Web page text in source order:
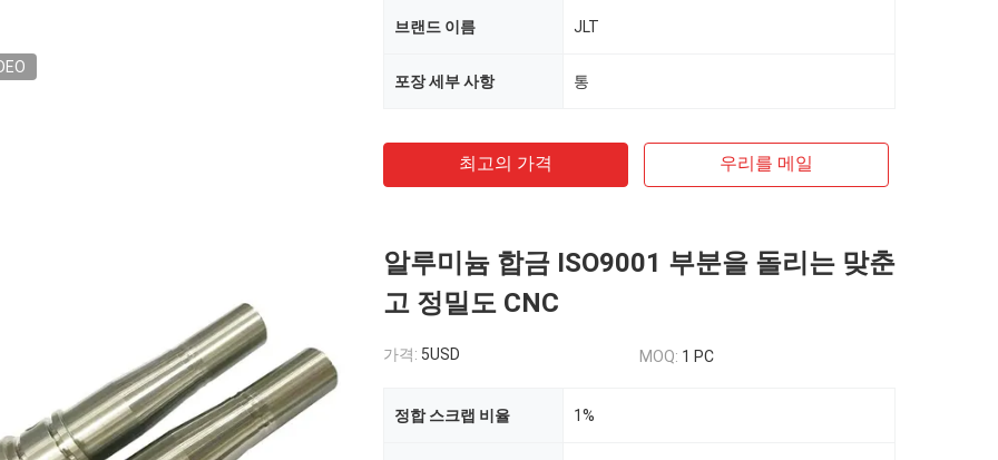
브랜드 이름 JLT
포장 세부 사항 통
최고의 가격 우리를 메일
알루미늄 합금 ISO9001 부분을 돌리는 맞춘
고 정밀도 CNC
가격: 5USD MOQ: 1 PC
정합 스크랩 비율 1%